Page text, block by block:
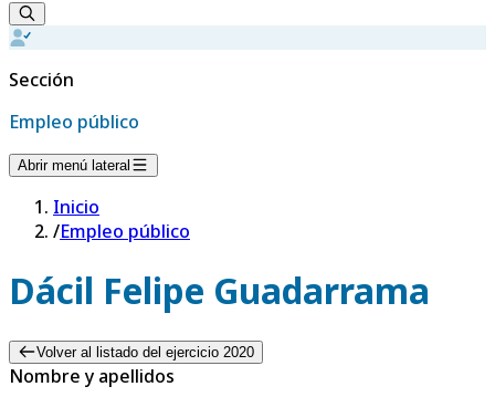
Sección
Empleo público
Abrir menú lateral
Inicio
/Empleo público
Dácil Felipe Guadarrama
Volver al listado del ejercicio 2020
Nombre y apellidos